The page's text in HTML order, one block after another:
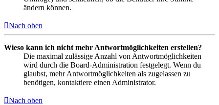
ändern können.
Nach oben
Wieso kann ich nicht mehr Antwortmöglichkeiten erstellen?
Die maximal zulässige Anzahl von Antwortmöglichkeiten
wird durch die Board-Administration festgelegt. Wenn du
glaubst, mehr Antwortmöglichkeiten als zugelassen zu
benötigen, kontaktiere einen Administrator.
Nach oben